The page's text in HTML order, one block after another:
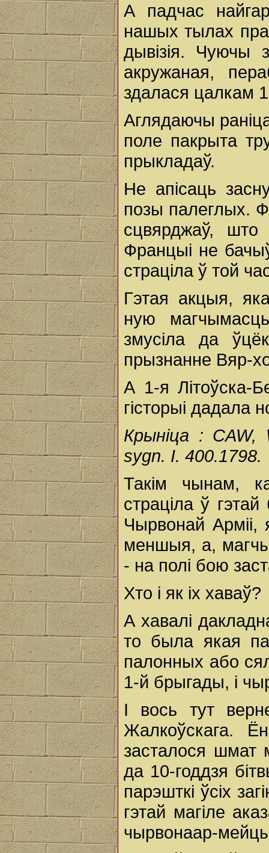
А падчас
нашых тылах
дывізія. Чуючы
акружаная,
здалася цалкам 1-
Аглядаючы
поле пакрыта
прыкладаў.
Не апісаць
позы палеглых.
сцвярджаў,
Францыі не
страціла ў той
Гэтая акцыя,
ную
змусіла да
прызнанне Вяр-
А 1-я Літоўска-
гісторыі дадала
Крыніца : CAW,
sygn. I. 400.1798.
Такім чынам,
страціла ў
Чырвонай Арміі,
меншыя, а,
- на полі бою
Хто і як іх хаваў?
А хавалі
то была якая
палонных або
1-й брыгады, і
І вось тут
Жалкоўскага.
засталося шмат
да 10-годдзя
парэшткі ўсіх
гэтай магіле
чырвонаар-